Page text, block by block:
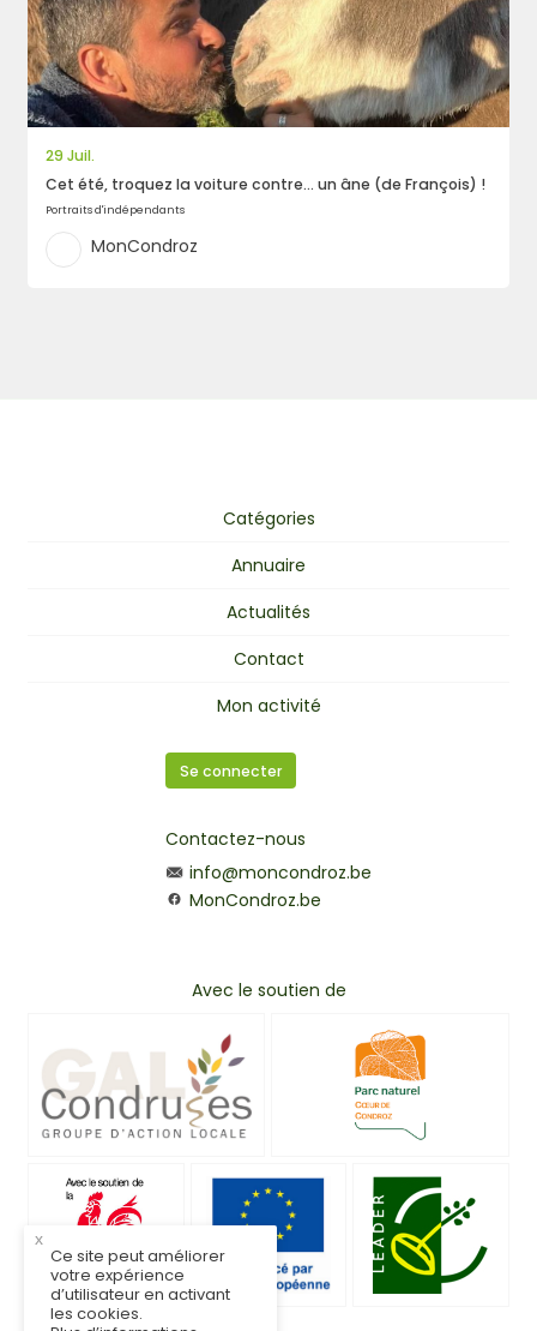
29 Juil.
Cet été, troquez la voiture contre… un âne (de François) !
Portraits d'indépendants
MonCondroz
Catégories
Annuaire
Actualités
Contact
Mon activité
Se connecter
Contactez-nous
info@moncondroz.be
MonCondroz.be
Avec le soutien de
x
Ce site peut améliorer
votre expérience
d’utilisateur en activant
les cookies.